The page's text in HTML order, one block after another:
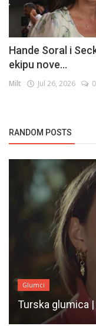
Hande Soral i
ekipu nove...
Milt Jul 26, 2026 0
RANDOM POSTS
Glumci
Turska glumica |